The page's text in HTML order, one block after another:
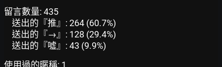
留言數量: 435
送出的『推』: 264 (60.7%)
送出的『→』: 128 (29.4%)
送出的『噓』: 43 (9.9%)
使用過的暱稱: 1